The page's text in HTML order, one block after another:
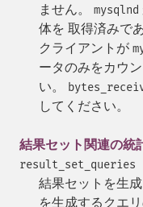
ません。 mysqlnd
体を 取得済みで
クライアントが
ータのみをカウ
い。
してください。
結果セット関連の統
result_set_queries
結果セットを生
を生成するクエ